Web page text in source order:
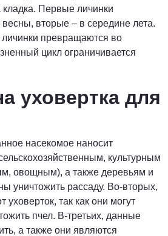
Первые личинки
вторые – в середине лета.
превращаются во
цикл ограничивается
уховертка для
насекомое наносит
культурным
овощным), а также деревьям и
уничтожить рассаду. Во-вторых,
уховерток, так как они могут
пчел. В-третьих, данные
а также они являются